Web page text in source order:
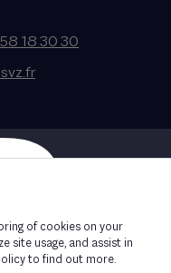
18 30 30
of cookies on your
site usage, and assist in
to find out more.